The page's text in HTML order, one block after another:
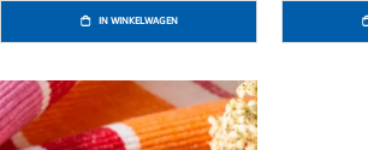
IN WINKELWAGEN